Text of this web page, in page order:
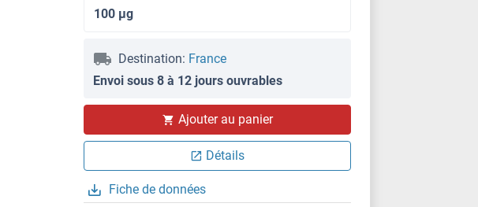
100 μg
Destination: France
Envoi sous 8 à 12 jours ouvrables
Ajouter au panier
Détails
Fiche de données